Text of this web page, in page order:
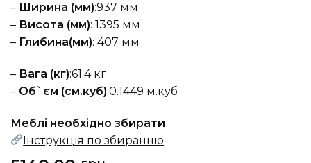
– Ширина (мм):937 мм
– Висота (мм): 1395 мм
– Глибина(мм): 407 мм
– Вага (кг):61.4 кг
– Об`єм (см.куб):0.1449 м.куб
Меблі необхідно збирати
Інструкція по збиранню